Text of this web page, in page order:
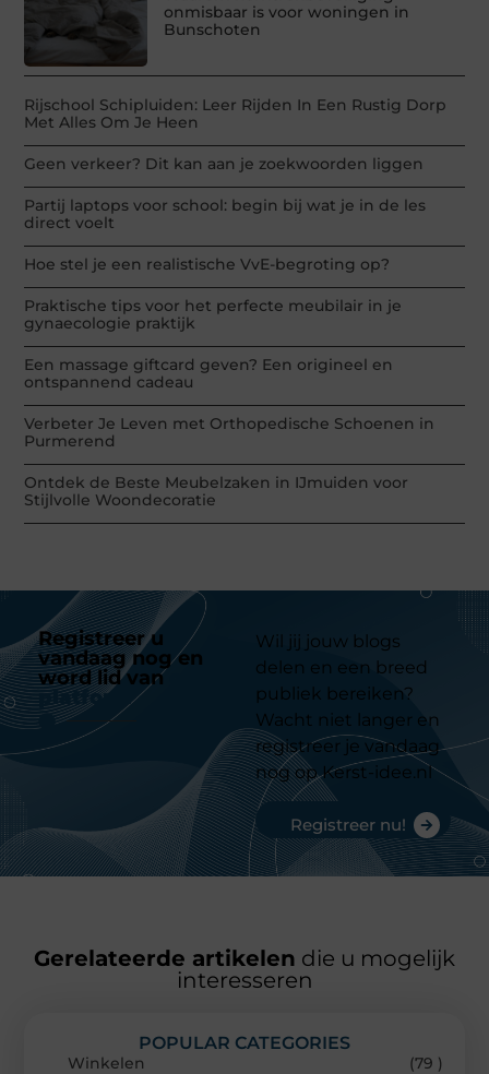
onmisbaar is voor woningen in
Bunschoten
Rijschool Schipluiden: Leer Rijden In Een Rustig Dorp
Met Alles Om Je Heen
Geen verkeer? Dit kan aan je zoekwoorden liggen
Partij laptops voor school: begin bij wat je in de les
direct voelt
Hoe stel je een realistische VvE-begroting op?
Praktische tips voor het perfecte meubilair in je
gynaecologie praktijk
Een massage giftcard geven? Een origineel en
ontspannend cadeau
Verbeter Je Leven met Orthopedische Schoenen in
Purmerend
Ontdek de Beste Meubelzaken in IJmuiden voor
Stijlvolle Woondecoratie
Registreer u
vandaag nog en
word lid van
platform
Wil jij jouw blogs
delen en een breed
publiek bereiken?
Wacht niet langer en
registreer je vandaag
nog op Kerst-idee.nl
Registreer nu!
Gerelateerde artikelen die u mogelijk
interesseren
POPULAR CATEGORIES
Winkelen
(79 )